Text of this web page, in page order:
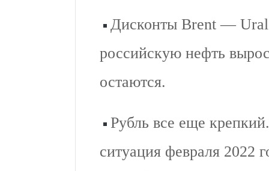
Дисконты Brent —
российскую нефть
остаются.
Рубль все еще
ситуация февраля 2022